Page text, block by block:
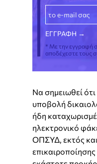
* Με την εγγραφή
αποδέχεστε τους
Να σημειωθεί ότι
υποβολή
ήδη
ηλεκτρονικό
ΟΠΣΥΔ, εκτός